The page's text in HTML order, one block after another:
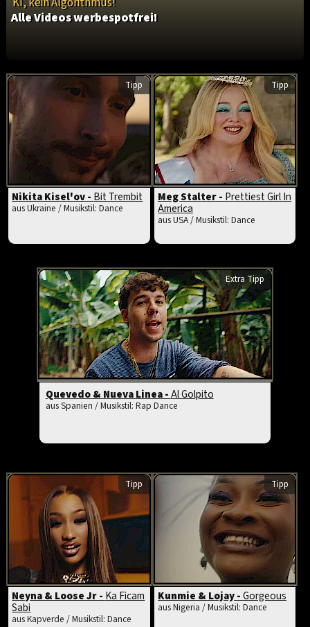
Alle Videos werbespotfrei!
Tipp
Nikita Kisel'ov - Bit Trembit
aus Ukraine / Musikstil: Dance
Tipp
Meg Stalter - Prettiest Girl In
America
aus USA / Musikstil: Dance
Extra Tipp
Quevedo & Nueva Linea -Al Golpito
aus Spanien / Musikstil: Rap Dance
Tipp
Neyna & Loose Jr -Ka Ficam
Sabi
aus Kapverde / Musikstil: Dance
Tipp
Kunmie & Lojay -Gorgeous
aus Nigeria / Musikstil: Dance